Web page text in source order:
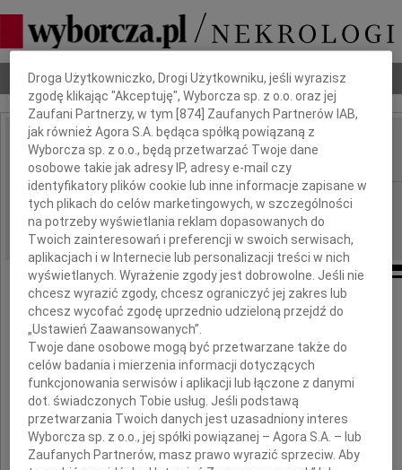
Nekrologi Odeszli Poradnik pogrzebowy
IMIĘ I NAZWISKO: Teresa Strusińska
REGION: Warszawa
DATA EMISJI: 29.07.2009
po ciężkiej chorobie zmarła
Dbamy o Twoją prywatność
Droga Użytkowniczko, Drogi Użytkowniku, jeśli wyrazisz
zgodę klikając "Akceptuję", Wyborcza sp. z o.o. oraz jej
Zaufani Partnerzy, w tym [874 ] Zaufanych Partnerów IAB,
jak również Agora S.A. będąca spółką powiązaną z
Wyborcza sp. z o.o., będą przetwarzać Twoje dane
osobowe takie jak adresy IP, adresy e-mail czy
identyfikatory plików cookie lub inne informacje zapisane w
tych plikach do celów marketingowych, w szczególności
na potrzeby wyświetlania reklam dopasowanych do
Twoich zainteresowań i preferencji w swoich serwisach,
aplikacjach i w Internecie lub personalizacji treści w nich
wyświetlanych. Wyrażenie zgody jest dobrowolne. Jeśli nie
chcesz wyrazić zgody, chcesz ograniczyć jej zakres lub
chcesz wycofać zgodę uprzednio udzieloną przejdź do
„Ustawień Zaawansowanych”.
Twoje dane osobowe mogą być przetwarzane także do
celów badania i mierzenia informacji dotyczących
funkcjonowania serwisów i aplikacji lub łączone z danymi
dot. świadczonych Tobie usług. Jeśli podstawą
przetwarzania Twoich danych jest uzasadniony interes
Wyborcza sp. z o.o., jej spółki powiązanej – Agora S.A. – lub
Zaufanych Partnerów, masz prawo wyrazić sprzeciw. Aby